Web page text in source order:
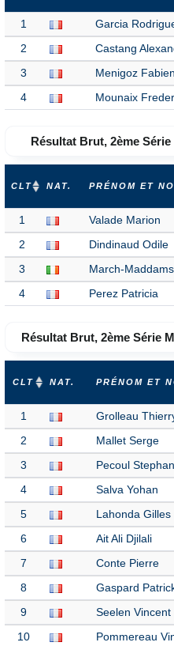
1 Garcia
2 Castang
3 Menigoz Fabien
4 Mounaix
Résultat Brut, 2ème
CLT NAT. PRÉNOM ET
1 Valade Marion
2 Dindinaud Odile
3 March-
4 Perez Patricia
Résultat Brut, 2ème Série
CLT NAT. PRÉNOM ET
1 Grolleau
2 Mallet Serge
3 Pecoul
4 Salva Yohan
5 Lahonda Gilles
6 Ait Ali Djilali
7 Conte Pierre
8 Gaspard
9 Seelen Vincent
10 Pommereau